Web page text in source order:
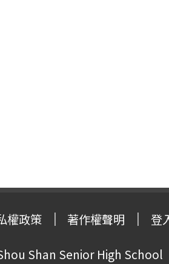
權政策 著作權聲明 登
Shan Senior High School